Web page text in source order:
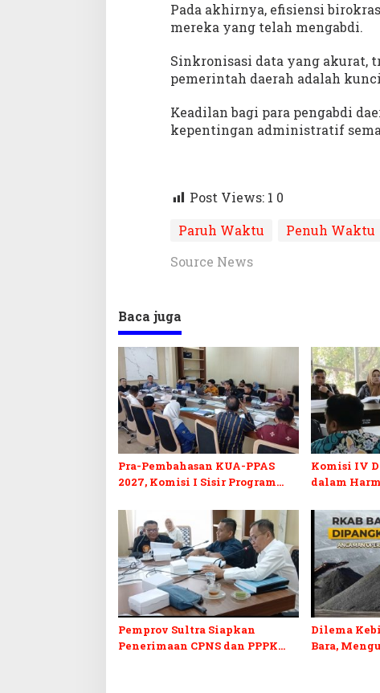
Pada akhirnya, efisiensi
mereka yang telah mengabdi.
Sinkronisasi data yang akurat,
pemerintah daerah adalah
Keadilan bagi para pengabdi
kepentingan administratif
Post Views: 1 0
Paruh Waktu
Penuh Waktu
Source News
Baca juga
Pra-Pembahasan KUA-PPAS
2027, Komisi I Sisir Program
Komisi IV
dalam
Pemprov Sultra Siapkan
Penerimaan CPNS dan PPPK
Dilema
Bara,